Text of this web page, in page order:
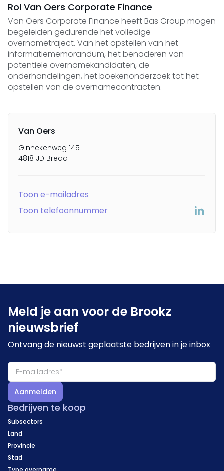
Rol Van Oers Corporate Finance
Van Oers Corporate Finance heeft Bas Group mogen
begeleiden gedurende het volledige
overnametraject. Van het opstellen van het
informatiememorandum, het benaderen van
potentiele overnamekandidaten, de
onderhandelingen, het boekenonderzoek tot het
opstellen van de overnamecontracten.
Van Oers
Ginnekenweg 145
4818 JD Breda
Toon e-mailadres
Toon telefoonnummer
Meld je aan voor de Brookz
nieuwsbrief
Ontvang de nieuwst geplaatste bedrijven in je inbox
Aanmelden
Bedrijven te koop
Subsectors
Land
Provincie
Stad